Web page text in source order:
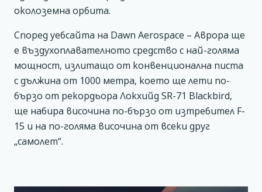
околоземна орбита.
Според уебсайта на Dawn Aerospace – Аврора ще
е въздухоплавателното средство с най-голяма
мощност, излитащо от конвенционална писта
с дължина от 1000 метра, което ще лети по-
бързо от рекордьора Локхийд SR-71 Blackbird,
ще набира височина по-бързо от изтребител F-
15 и на по-голяма височина от всеки друг
„самолет“.